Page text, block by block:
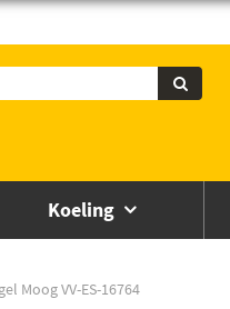
Koeling
Moog VV-ES-16764